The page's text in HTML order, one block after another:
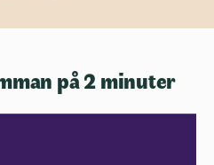
på 2 minuter